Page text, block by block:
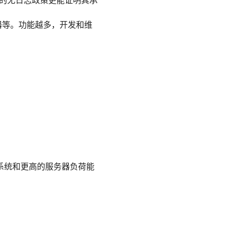
。功能越多，开发和维
和更高的服务器负荷能